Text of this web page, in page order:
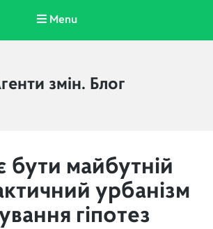
Menu
змін. Блог
бути майбутній
урбанізм
гіпотез